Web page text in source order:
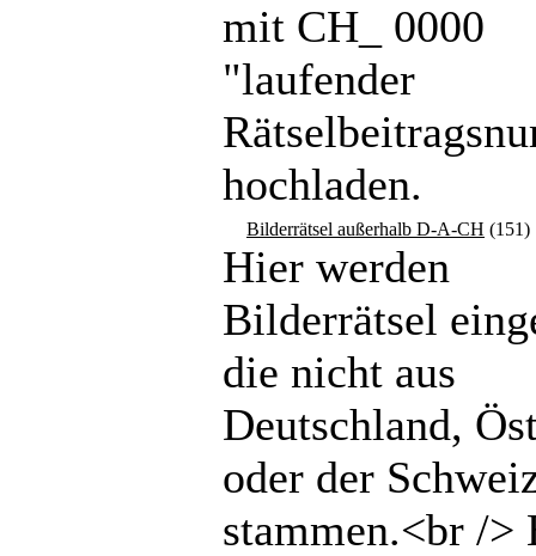
mit CH_ 0000
"laufender
hochladen.
Bilderrätsel außerhalb D-A-CH (151)
Hier werden
Bilderrätsel
die nicht aus
Deutschland,
oder der
stammen.<br />